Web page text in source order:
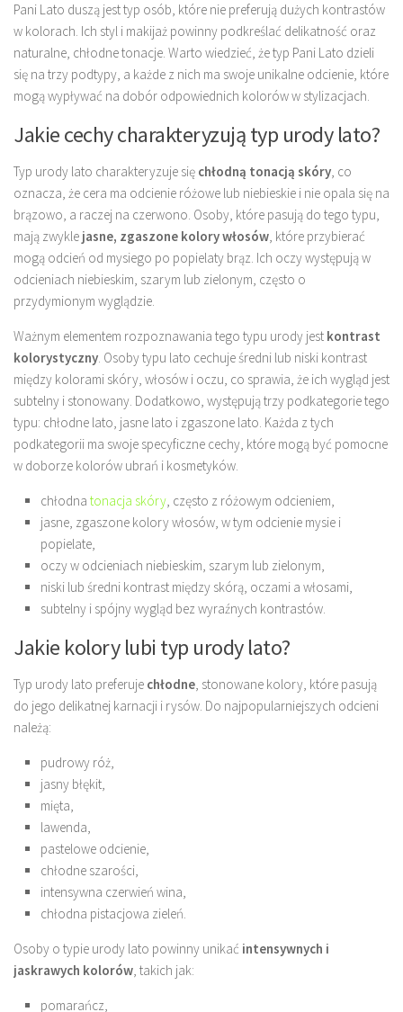
Pani Lato duszą jest typ osób, które nie preferują dużych kontrastów
w kolorach. Ich styl i makijaż powinny podkreślać delikatność oraz
naturalne, chłodne tonacje. Warto wiedzieć, że typ Pani Lato dzieli
się na trzy podtypy, a każde z nich ma swoje unikalne odcienie, które
mogą wypływać na dobór odpowiednich kolorów w stylizacjach.
Jakie cechy charakteryzują typ urody lato?
Typ urody lato charakteryzuje się chłodną tonacją skóry, co
oznacza, że cera ma odcienie różowe lub niebieskie i nie opala się na
brązowo, a raczej na czerwono. Osoby, które pasują do tego typu,
mają zwykle jasne, zgaszone kolory włosów, które przybierać
mogą odcień od mysiego po popielaty brąz. Ich oczy występują w
odcieniach niebieskim, szarym lub zielonym, często o
przydymionym wyglądzie.
Ważnym elementem rozpoznawania tego typu urody jest kontrast
kolorystyczny. Osoby typu lato cechuje średni lub niski kontrast
między kolorami skóry, włosów i oczu, co sprawia, że ich wygląd jest
subtelny i stonowany. Dodatkowo, występują trzy podkategorie tego
typu: chłodne lato, jasne lato i zgaszone lato. Każda z tych
podkategorii ma swoje specyficzne cechy, które mogą być pomocne
w doborze kolorów ubrań i kosmetyków.
chłodna tonacja skóry, często z różowym odcieniem,
jasne, zgaszone kolory włosów, w tym odcienie mysie i
popielate,
oczy w odcieniach niebieskim, szarym lub zielonym,
niski lub średni kontrast między skórą, oczami a włosami,
subtelny i spójny wygląd bez wyraźnych kontrastów.
Jakie kolory lubi typ urody lato?
Typ urody lato preferuje chłodne, stonowane kolory, które pasują
do jego delikatnej karnacji i rysów. Do najpopularniejszych odcieni
należą:
pudrowy róż,
jasny błękit,
mięta,
lawenda,
pastelowe odcienie,
chłodne szarości,
intensywna czerwień wina,
chłodna pistacjowa zieleń.
Osoby o typie urody lato powinny unikać intensywnych i
jaskrawych kolorów, takich jak:
pomarańcz,